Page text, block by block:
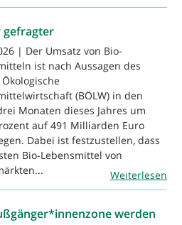
gefragter
| Der Umsatz von Bio-
ist nach Aussagen des
(BÖLW) in den
Monaten dieses Jahres um
auf 491 Milliarden Euro
Dabei ist festzustellen, dass
Bio-Lebensmittel von
Weiterlesen
werden